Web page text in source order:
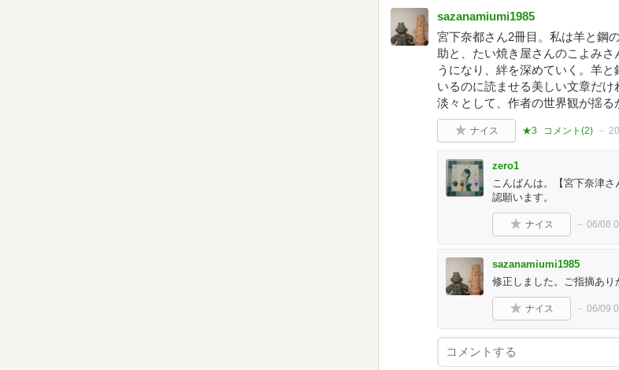
sazanamiumi1985
宮下奈都さん2冊目。私は羊と鋼
助と、たい焼き屋さんのこよみ
うになり、絆を深めていく。羊
いるのに読ませる美しい文章だ
淡々として、作者の世界観が揺
ナイス ★3 コメント(2)
zero1
こんばんは。【宮下奈津
認願います。
ナイス 06/08
sazanamiumi1985
修正しました。ご指摘あり
ナイス 06/09